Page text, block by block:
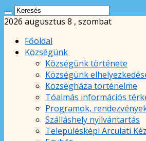
2026 augusztus 8 , szombat
Főoldal
Községünk
Községünk története
Községünk
Községháza történelme
Tóalmás információs
Programok,
Szálláshely nyilvántartás
Településképi Arculati